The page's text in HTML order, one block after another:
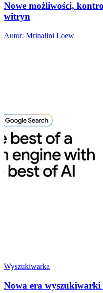
Nowe możliwości,
witryn
Autor: Mrinalini Loew
Wyszukiwarka
Nowa era